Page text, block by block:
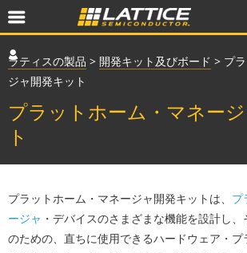
ラティスの製品 > 開発キット及びボード > プ
ジャ開発キット
プラットホーム・マネー
ト
プラットホーム・マネージャ開発キットは、 プ
ージャ ・デバイスのさまざまな機能を設計し
のための、直ちに使用できるハードウェア・プ